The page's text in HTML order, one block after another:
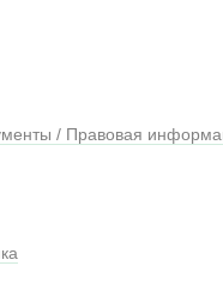
/ Правовая